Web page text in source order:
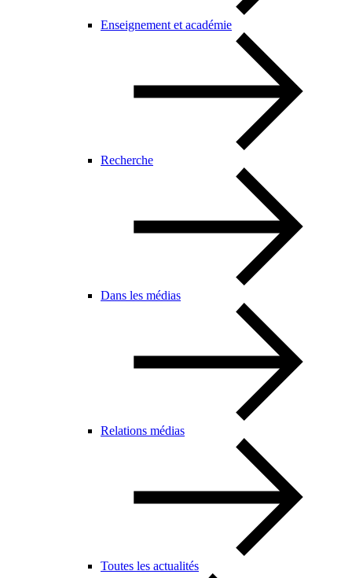
Enseignement et académie
Recherche
Dans les médias
Relations médias
Toutes les actualités